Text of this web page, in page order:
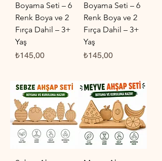
Boyama Seti – 6
Renk Boya ve 2
Fırça Dahil – 3+
Yaş
Fiyat
₺145,00
Boyama Seti – 6
Renk Boya ve 2
Fırça Dahil – 3+
Yaş
Fiyat
₺145,00